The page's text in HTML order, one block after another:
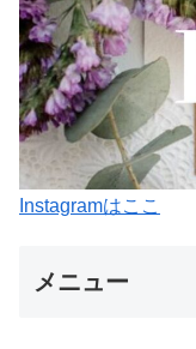
Instagramはここ
メニュー